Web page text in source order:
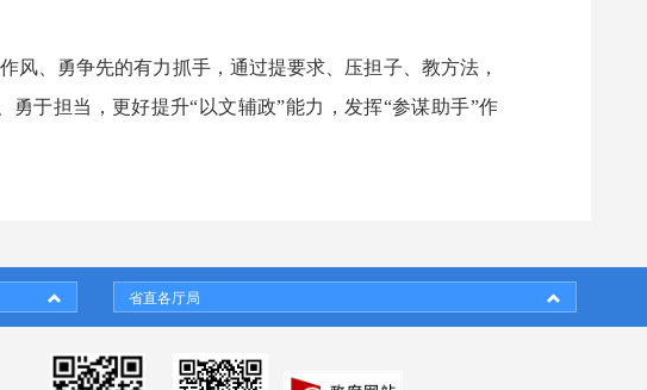
、勇争先的有力抓手，通过提要求、压担子、教方法，
于担当，更好提升“以文辅政”能力，发挥“参谋助手”作
省直各厅局